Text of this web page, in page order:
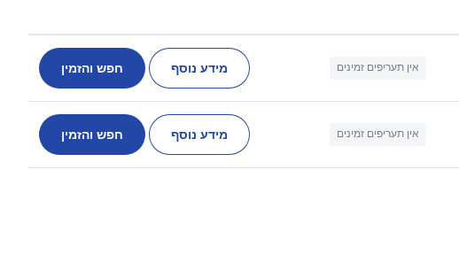
אין תעריפים זמינים מידע נוסף חפש והזמין
אין תעריפים זמינים מידע נוסף חפש והזמין